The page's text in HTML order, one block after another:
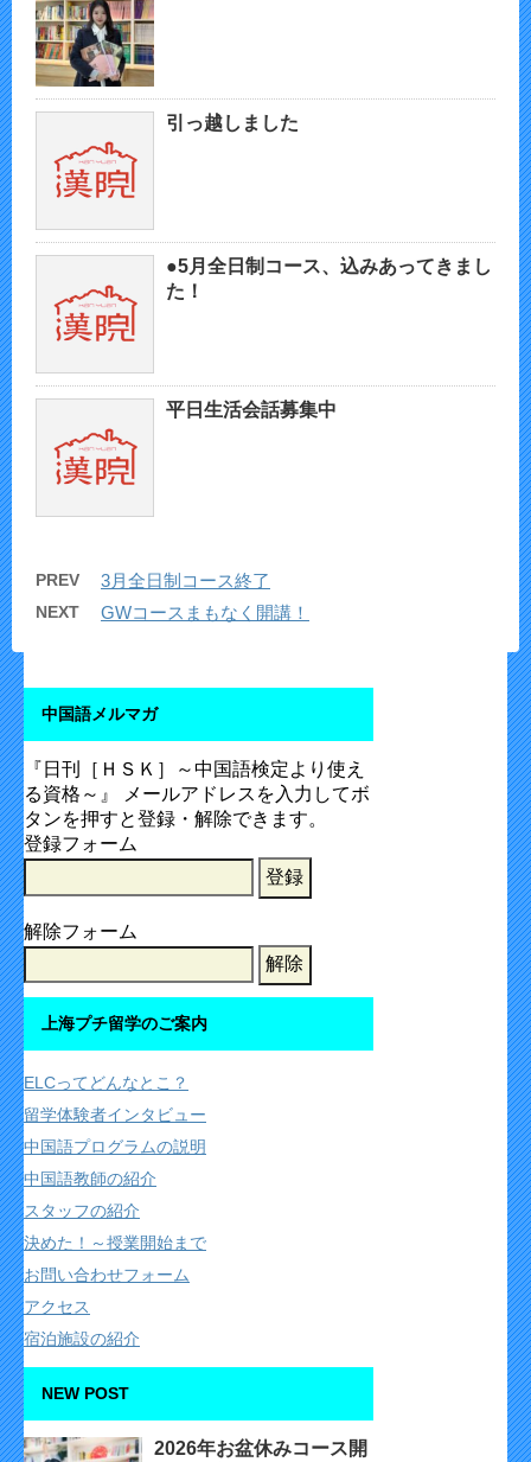
引っ越しました
●5月全日制コース、込みあってきまし
た！
平日生活会話募集中
PREV 3月全日制コース終了
NEXT GWコースまもなく開講！
中国語メルマガ
『日刊［ＨＳＫ］～中国語検定より使え
る資格～』 メールアドレスを入力してボ
タンを押すと登録・解除できます。
登録フォーム
解除フォーム
上海プチ留学のご案内
ELCってどんなとこ？
留学体験者インタビュー
中国語プログラムの説明
中国語教師の紹介
スタッフの紹介
決めた！～授業開始まで
お問い合わせフォーム
アクセス
宿泊施設の紹介
NEW POST
2026年お盆休みコース開